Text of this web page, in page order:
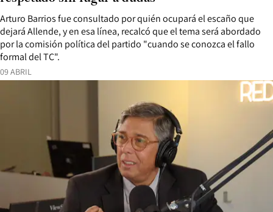
09 ABRIL
Arturo Barrios fue consultado por quién ocupará el escaño que
dejará Allende, y en esa línea, recalcó que el tema será abordado
por la comisión política del partido "cuando se conozca el fallo
formal del TC".